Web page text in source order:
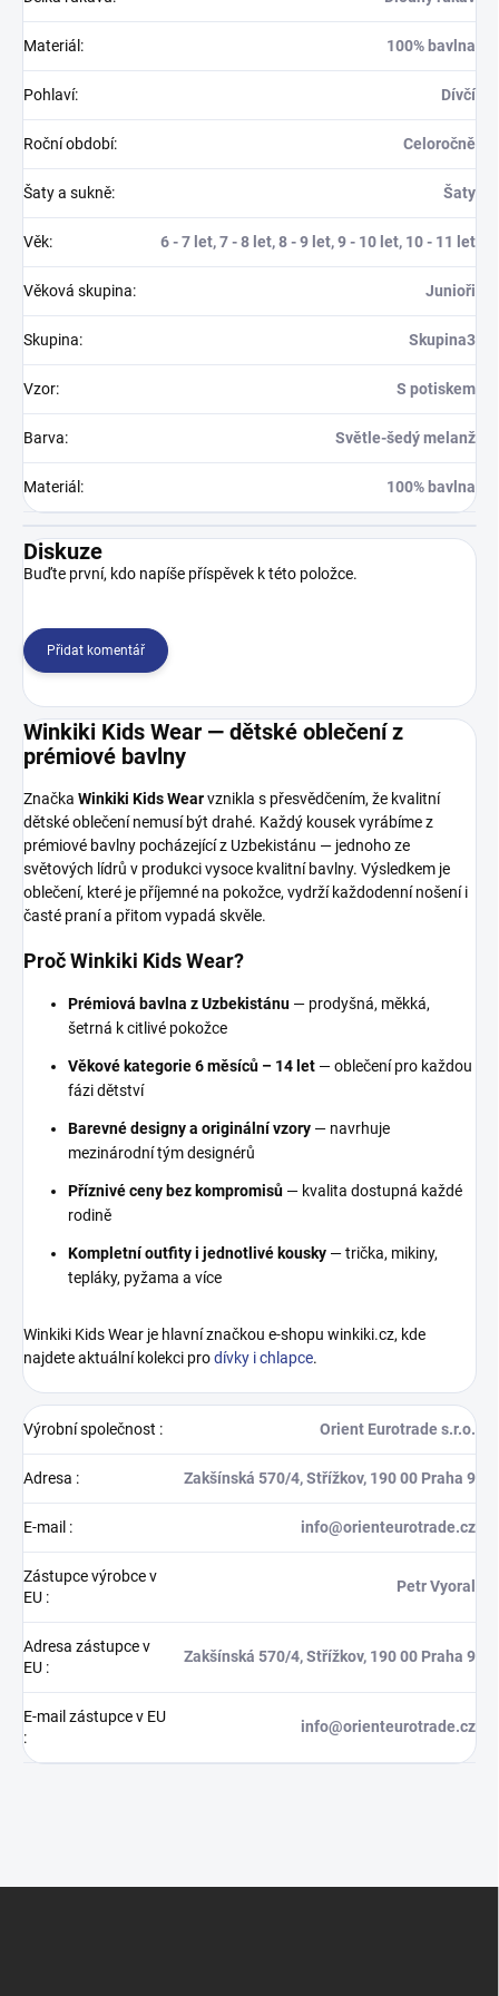
Materiál : 100% bavlna
Pohlaví: Dívčí
Roční období: Celoročně
Šaty a sukně: Šaty
Věk: 6 - 7 let, 7 - 8 let, 8 - 9 let, 9 - 10 let, 10 - 11 let
Věková skupina: Junioři
Skupina: Skupina3
Vzor: S potiskem
Barva: Světle-šedý melanž
Materiál : 100% bavlna
Diskuze
Buďte první, kdo napíše příspěvek k této položce.
Přidat komentář
Winkiki Kids Wear — dětské oblečení z
prémiové bavlny
Značka Winkiki Kids Wearvznikla s přesvědčením, že kvalitní
dětské oblečení nemusí být drahé. Každý kousek vyrábíme z
prémiové bavlny pocházející z Uzbekistánu — jednoho ze
světových lídrů v produkci vysoce kvalitní bavlny. Výsledkem je
oblečení, které je příjemné na pokožce, vydrží každodenní nošení i
časté praní a přitom vypadá skvěle.
Proč Winkiki Kids Wear?
Prémiová bavlna z Uzbekistánu — prodyšná, měkká,
šetrná k citlivé pokožce
Věkové kategorie 6 měsíců – 14 let — oblečení pro každou
fázi dětství
Barevné designy a originální vzory — navrhuje
mezinárodní tým designérů
Příznivé ceny bez kompromisů — kvalita dostupná každé
rodině
Kompletní outfity i jednotlivé kousky — trička, mikiny,
tepláky, pyžama a více
Winkiki Kids Wear je hlavní značkou e-shopu winkiki.cz, kde
najdete aktuální kolekci prodívky i chlapce.
Výrobní společnost : Orient Eurotrade s.r.o.
Adresa : Zakšínská 570/4, Střížkov, 190 00 Praha 9
E-mail : info@orienteurotrade.cz
Zástupce výrobce v
EU :
Petr Vyoral
Adresa zástupce v
EU :
Zakšínská 570/4, Střížkov, 190 00 Praha 9
E-mail zástupce v EU
:
info@orienteurotrade.cz